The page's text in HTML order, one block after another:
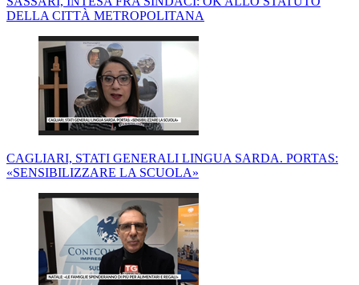
DELLA CITTÀ METROPOLITANA
CAGLIARI, STATI GENERALI LINGUA SARDA. PORTAS:
«SENSIBILIZZARE LA SCUOLA»